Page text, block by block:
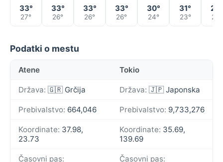
33°
27°
33°
26°
33°
26°
33°
26°
30°
24°
31°
23° 24°
Podatki o mestu
Atene Tokio
Država: 🇬🇷 Grčija Država: 🇯🇵 Japonska
Prebivalstvo: 664,046 Prebivalstvo: 9,733,276
Koordinate: 37.98,
23.73
Koordinate: 35.69,
139.69
Časovni pas: Časovni pas: